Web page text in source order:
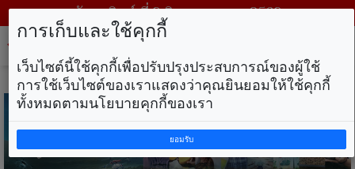
วันอาทิตย์ ที่ 9 สิงหาคม พ.ศ. 2569
การเก็บและใช้คุกกี้
เว็บไซต์นี้ใช้คุกกี้เพื่อปรับปรุงประสบการณ์ของผู้ใช้
การใช้เว็บไซต์ของเราแสดงว่าคุณยินยอมให้ใช้คุกกี้
ทั้งหมดตามนโยบายคุกกี้ของเรา
ยอมรับ